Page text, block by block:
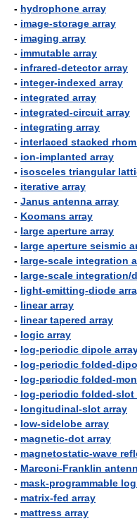
- hydrophone array
- image-storage array
- imaging array
- immutable array
- infrared-detector array
- integer-indexed array
- integrated array
- integrated-circuit array
- integrating array
- interlaced stacked
- ion-implanted array
- isosceles triangular
- iterative array
- Janus antenna array
- Koomans array
- large aperture array
- large aperture seismic
- large-scale integration
- large-scale integration/
- light-emitting-diode
- linear array
- linear tapered array
- logic array
- log-periodic dipole
- log-periodic folded-
- log-periodic folded-
- log-periodic folded-slot
- longitudinal-slot array
- low-sidelobe array
- magnetic-dot array
- magnetostatic-wave
- Marconi-Franklin
- mask-programmable
- matrix-fed array
- mattress array